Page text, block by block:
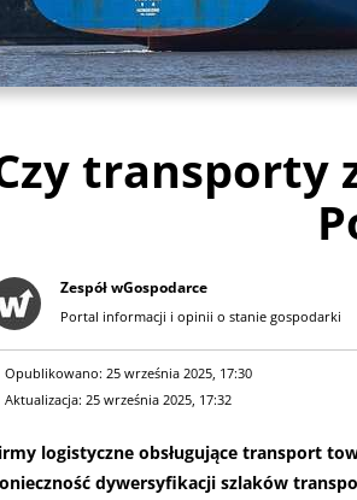
transporty
Zespół wGospodarce
Portal informacji i opinii o stanie gospodarki
Opublikowano: 25 września 2025, 17:30
Aktualizacja: 25 września 2025, 17:32
logistyczne obsługujące transport
dywersyfikacji szlaków